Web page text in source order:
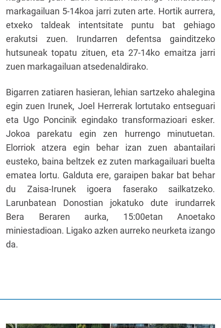
markagailuan 5-14koa jarri zuten arte. Hortik aurrera,
etxeko taldeak intentsitate puntu bat gehiago
erakutsi zuen. Irundarren defentsa gainditzeko
hutsuneak topatu zituen, eta 27-14ko emaitza jarri
zuen markagailuan atsedenaldirako.
Bigarren zatiaren hasieran, lehian sartzeko ahalegina
egin zuen Irunek, Joel Herrerak lortutako entseguari
eta Ugo Poncinik egindako transformazioari esker.
Jokoa parekatu egin zen hurrengo minutuetan.
Elorriok atzera egin behar izan zuen abantailari
eusteko, baina beltzek ez zuten markagailuari buelta
ematea lortu. Galduta ere, garaipen bakar bat behar
du Zaisa-Irunek igoera faserako sailkatzeko.
Larunbatean Donostian jokatuko dute irundarrek
Bera Beraren aurka, 15:00etan Anoetako
miniestadioan. Ligako azken aurreko neurketa izango
da.